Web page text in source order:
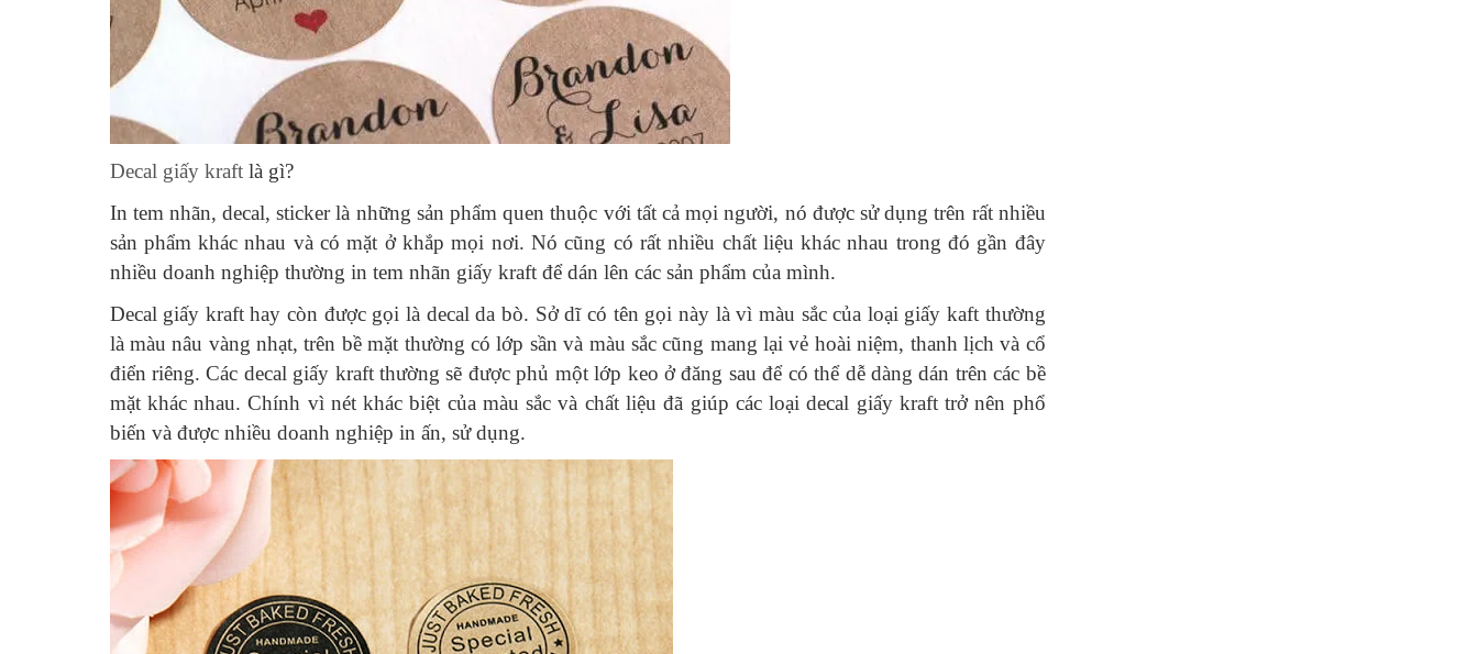
Decal giấy kraftlà gì?
In tem nhãn, decal, sticker là những sản phẩm quen thuộc với tất cả mọi người, nó được sử dụng trên rất nhiều
sản phẩm khác nhau và có mặt ở khắp mọi nơi. Nó cũng có rất nhiều chất liệu khác nhau trong đó gần đây
nhiều doanh nghiệp thường in tem nhãn giấy kraft để dán lên các sản phẩm của mình.
Decal giấy kraft hay còn được gọi là decal da bò. Sở dĩ có tên gọi này là vì màu sắc của loại giấy kaft thường
là màu nâu vàng nhạt, trên bề mặt thường có lớp sần và màu sắc cũng mang lại vẻ hoài niệm, thanh lịch và cổ
điển riêng. Các decal giấy kraft thường sẽ được phủ một lớp keo ở đăng sau để có thể dễ dàng dán trên các bề
mặt khác nhau. Chính vì nét khác biệt của màu sắc và chất liệu đã giúp các loại decal giấy kraft trở nên phổ
biến và được nhiều doanh nghiệp in ấn, sử dụng.